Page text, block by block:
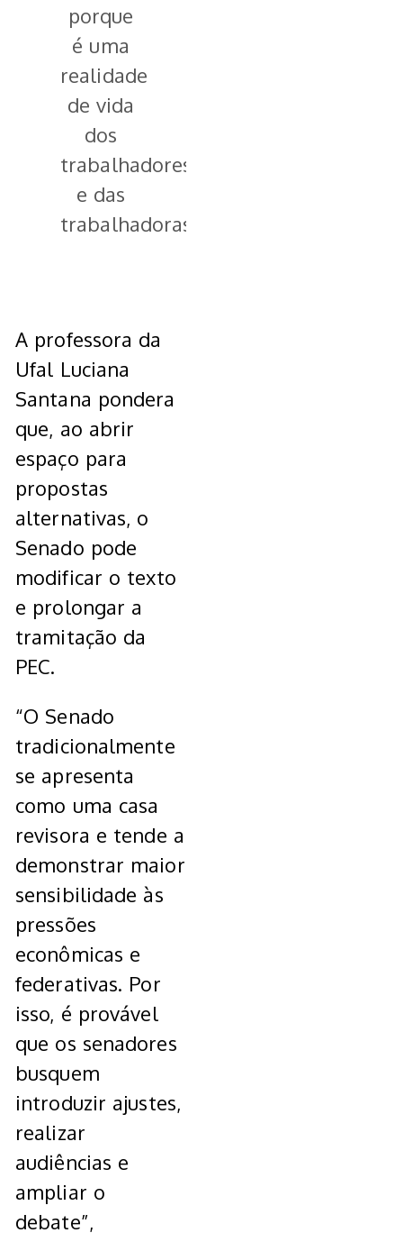
porque
é uma
realidade
de vida
dos
trabalhadores
e das
trabalhadoras.”
A professora da
Ufal Luciana
Santana pondera
que, ao abrir
espaço para
propostas
alternativas, o
Senado pode
modificar o texto
e prolongar a
tramitação da
PEC.
“O Senado
tradicionalmente
se apresenta
como uma casa
revisora e tende a
demonstrar maior
sensibilidade às
pressões
econômicas e
federativas. Por
isso, é provável
que os senadores
busquem
introduzir ajustes,
realizar
audiências e
ampliar o
debate”,